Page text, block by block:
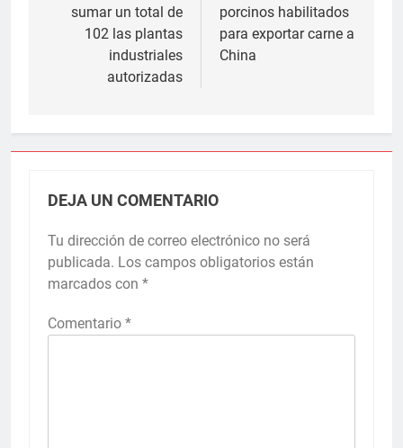
sumar un total de
102 las plantas
industriales
autorizadas
porcinos habilitados
para exportar carne a
China
DEJA UN COMENTARIO
Tu dirección de correo electrónico no será
publicada. Los campos obligatorios están
marcados con *
Comentario *